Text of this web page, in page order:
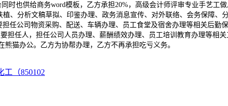
时也供给商务word模板，乙方承担20%，高级会计师评审专业手艺工
、分析文稿草拟、印鉴办理、政务消息宣传、对外联络、会务保障、
任公司物资采购、配送、车辆办理、员工食堂及宿舍办理等相关后勤
任人，担任公司人员办理、薪酬绩效办理、员工培训教育办理等相
猫办公。乙方为协帮办理，乙方不再承担吃亏义务。
（850102